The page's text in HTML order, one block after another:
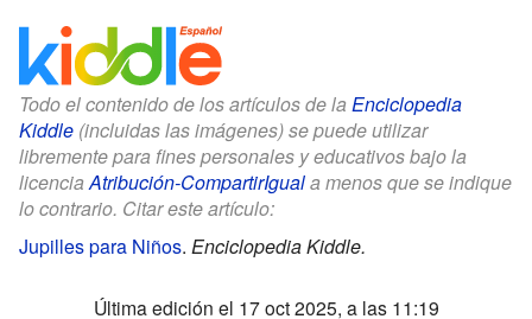
Todo el contenido de los artículos de la Enciclopedia
Kiddle (incluidas las imágenes) se puede utilizar
libremente para fines personales y educativos bajo la
licenciaAtribución-CompartirIguala menos que se indique
lo contrario. Citar este artículo:
Jupilles para Niños. Enciclopedia Kiddle.
Última edición el 17 oct 2025, a las 11:19